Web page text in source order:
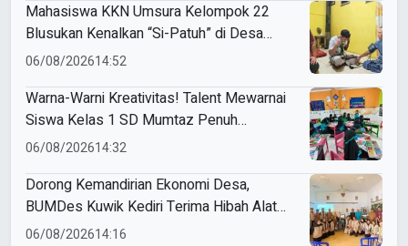
Mahasiswa KKN Umsura Kelompok 22
Blusukan Kenalkan “Si-Patuh” di Desa
Banjarkejen
06/08/202614:52
Warna-Warni Kreativitas! Talent Mewarnai
Siswa Kelas 1 SD Mumtaz Penuh
Keceriaan
06/08/202614:32
Dorong Kemandirian Ekonomi Desa,
BUMDes Kuwik Kediri Terima Hibah Alat
Pencetak Briket Biomassa Briqpress
06/08/202614:16